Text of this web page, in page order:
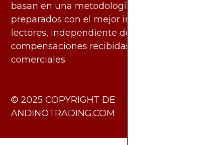
basan en una metodología imparcial y están
preparados con el mejor interés de los
lectores, independiente de las
compensaciones recibidas de socios
comerciales.
​© 2025 COPYRIGHT DE
ANDINOTRADING.COM